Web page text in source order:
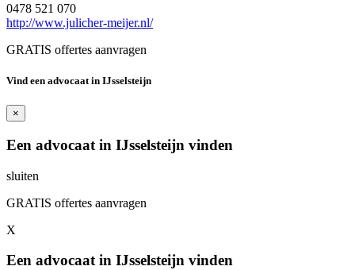
0478 521 070
http://www.julicher-meijer.nl/
GRATIS offertes aanvragen
Vind een advocaat in IJsselsteijn
×
Een advocaat in IJsselsteijn vinden
sluiten
GRATIS offertes aanvragen
X
Een advocaat in IJsselsteijn vinden